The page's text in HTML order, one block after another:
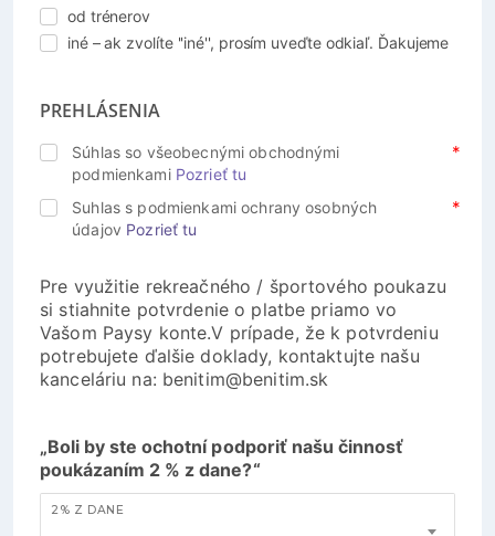
od trénerov
iné – ak zvolíte ''iné'', prosím uveďte odkiaľ. Ďakujeme
PREHLÁSENIA
Súhlas so všeobecnými obchodnými
podmienkami Pozrieť tu
Suhlas s podmienkami ochrany osobných
údajov Pozrieť tu
Pre využitie rekreačného / športového poukazu
si stiahnite potvrdenie o platbe priamo vo
Vašom Paysy konte.V prípade, že k potvrdeniu
potrebujete ďalšie doklady, kontaktujte našu
kanceláriu na: benitim@benitim.sk
„Boli by ste ochotní podporiť našu činnosť
poukázaním 2 % z dane?“
2% Z DANE